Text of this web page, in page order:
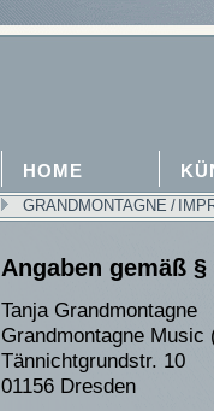
HOME
GRANDMONTAGNE /
Angaben gemäß §
Tanja Grandmontagne
Grandmontagne Music
Tännichtgrundstr. 10
01156 Dresden